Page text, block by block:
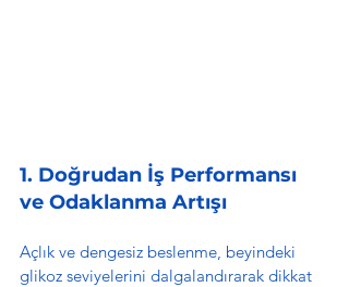
1. Doğrudan İş Performansı
ve Odaklanma Artışı
Açlık ve dengesiz beslenme, beyindeki
glikoz seviyelerini dalgalandırarak dikkat